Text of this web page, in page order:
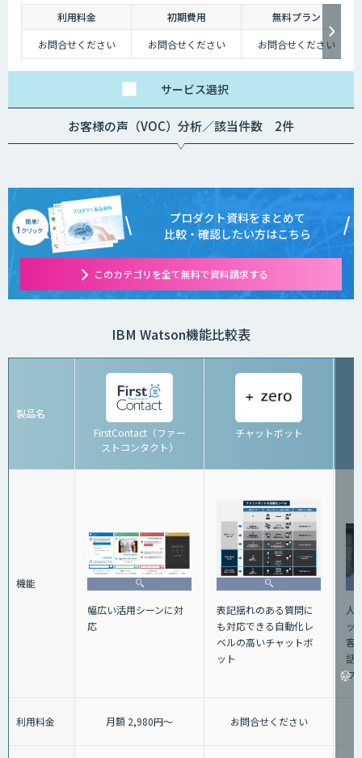
利用料金 初期費用
無料プラン
お問合せください
お問合せください お問合せください
サービス選択
お客様の声（VOC）分析／該当件数 2件
プロダクト資料をまとめて
比較・確認したい方はこちら
このカテゴリを全て無料で資料請求する
IBM Watson機能比較表
製品名
FirstContact（ファー
ストコンタクト）
チャットボット
機能
幅広い活用シーンに対
応
表記揺れのある質問に
も対応できる自動化レ
ベルの高いチャットボ
ット
人
ッ
客
話
フ
利用料金 月額 2,980円～ お問合せください